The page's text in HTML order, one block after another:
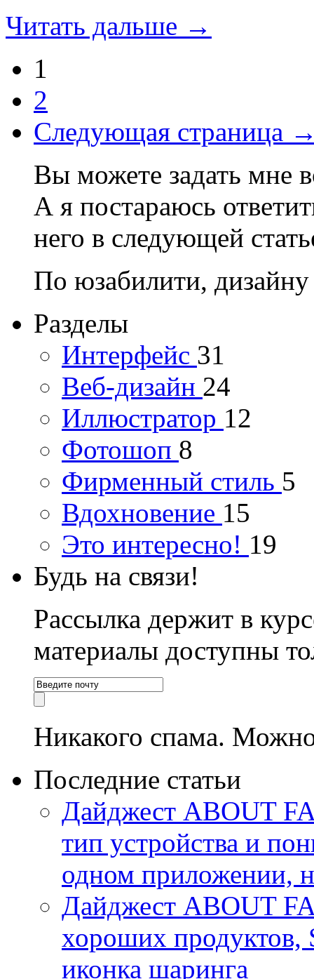
Читать дальше →
1
2
Следующая страница
Вы можете задать мне
А я постараюсь
него в следующей
По юзабилити,
Разделы
Интерфейс 31
Веб-дизайн 24
Иллюстратор 12
Фотошоп 8
Фирменный стиль 5
Вдохновение 15
Это интересно! 19
Будь на связи!
Рассылка держит в
материалы доступны
Никакого спама.
Последние статьи
Дайджест ABOUT
тип устройства и
одном приложении,
Дайджест ABOUT
хороших продуктов,
иконка шаринга